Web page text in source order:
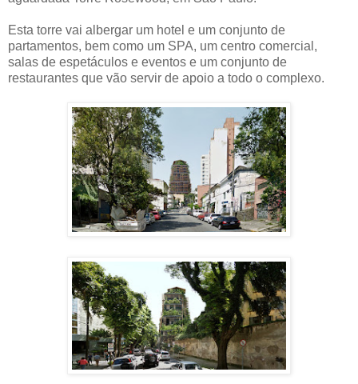
Esta torre vai albergar um hotel e um conjunto de
partamentos, bem como um SPA, um centro comercial,
salas de espetáculos e eventos e um conjunto de
restaurantes que vão servir de apoio a todo o complexo.